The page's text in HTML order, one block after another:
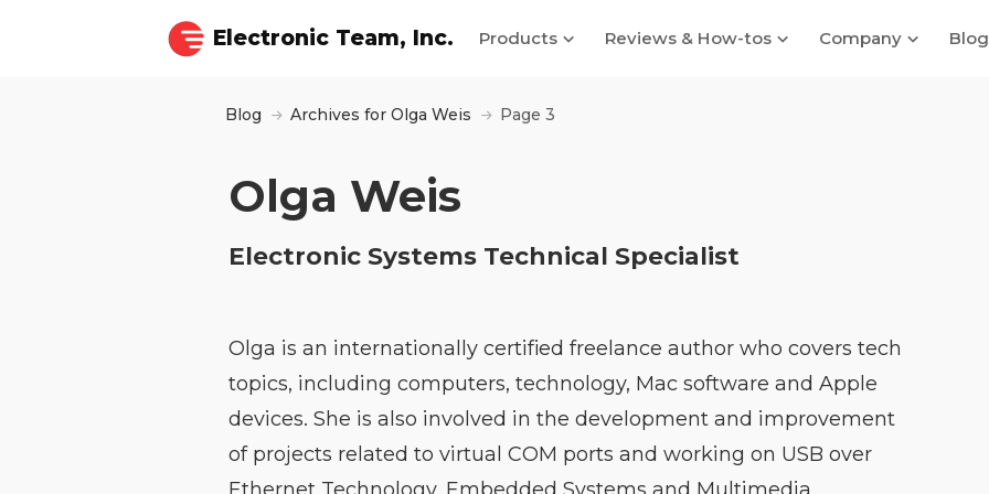
Electronic Team, Inc. Products Reviews & How-tos Company Blog
Blog Archives for Olga Weis Page 3
Olga Weis
Electronic Systems Technical Specialist
Olga is an internationally certified freelance author who covers tech
topics, including computers, technology, Mac software and Apple
devices. She is also involved in the development and improvement
of projects related to virtual COM ports and working on USB over